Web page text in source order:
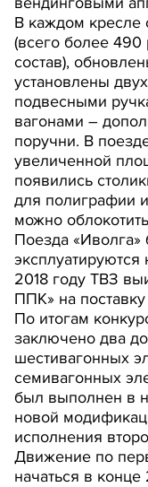
В каждом кресле
(всего более
состав),
установлены
подвесными
вагонами –
поручни. В
увеличенной
появились
для полиграфии
можно
Поезда
2018 году ТВЗ
ППК» на
По итогам
заключено два
шестивагонных
семивагонных
был выполнен в
новой
исполнения
Движение по
начаться в конце